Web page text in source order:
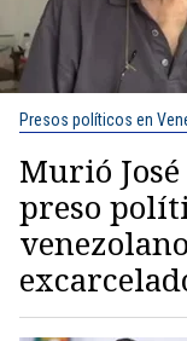
Presos políticos en
Murió
preso